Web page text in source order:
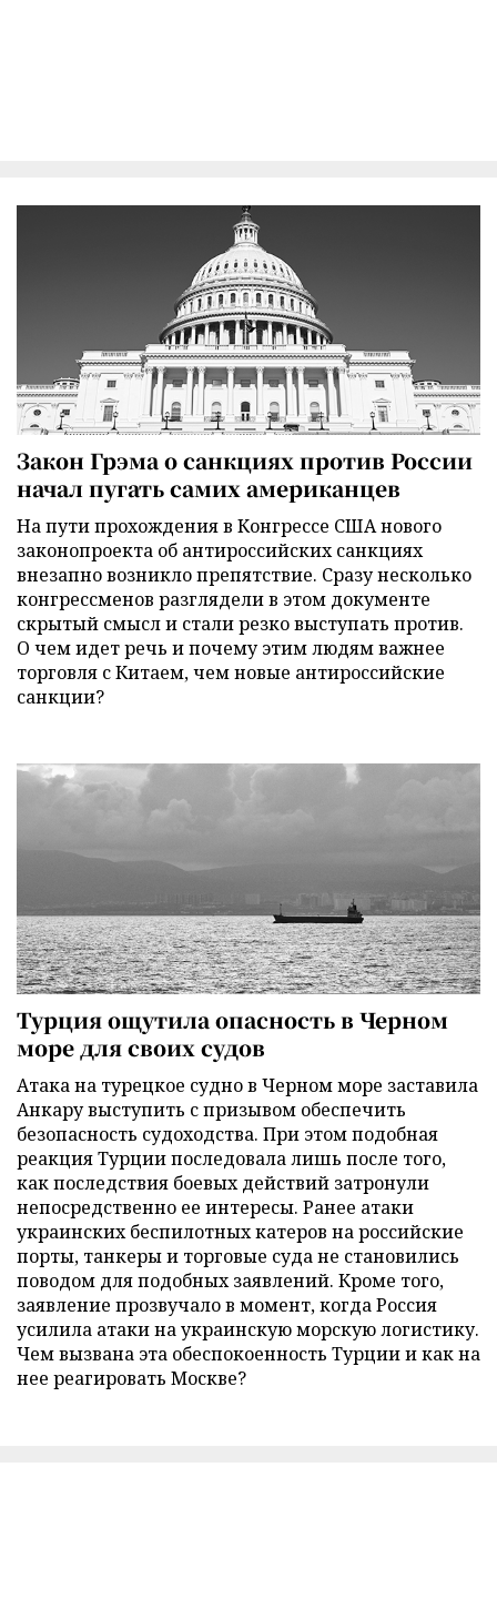
Закон Грэма о санкциях против России
начал пугать самих американцев
На пути прохождения в Конгрессе США нового
законопроекта об антироссийских санкциях
внезапно возникло препятствие. Сразу несколько
конгрессменов разглядели в этом документе
скрытый смысл и стали резко выступать против.
О чем идет речь и почему этим людям важнее
торговля с Китаем, чем новые антироссийские
санкции?
Турция ощутила опасность в Черном
море для своих судов
Атака на турецкое судно в Черном море заставила
Анкару выступить с призывом обеспечить
безопасность судоходства. При этом подобная
реакция Турции последовала лишь после того,
как последствия боевых действий затронули
непосредственно ее интересы. Ранее атаки
украинских беспилотных катеров на российские
порты, танкеры и торговые суда не становились
поводом для подобных заявлений. Кроме того,
заявление прозвучало в момент, когда Россия
усилила атаки на украинскую морскую логистику.
Чем вызвана эта обеспокоенность Турции и как на
нее реагировать Москве?